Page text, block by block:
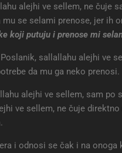
alejhi ve sellem, ne čuje
se selami prenose, jer ih
koji putuju i prenose mi
sallallahu alejhi ve
da mu ga neko prenosi.
alejhi ve sellem, sam po
ve sellem, ne čuje
i odnosi se čak i na